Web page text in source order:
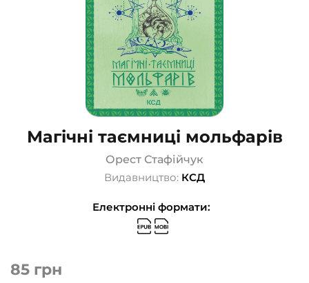
Подарункові сертифікати (1)
Магічні таємниці мольфарів
Орест Стафійчук
Видавництво: КСД
Електронні формати:
85 грн